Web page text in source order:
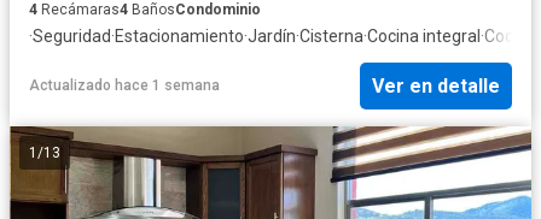
4 Recámaras4 BañosCondominio
·Seguridad·Estacionamiento·Jardín·Cisterna·Cocina integral ·Cocina
Actualizado hace 1 semana Ver en detalle
1 /13